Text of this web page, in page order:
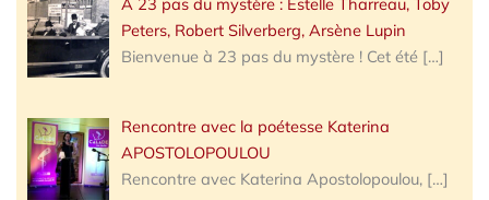
Peters, Robert Silverberg, Arsène Lupin
Bienvenue à 23 pas du mystère ! Cet été […]
Rencontre avec la poétesse Katerina
APOSTOLOPOULOU
Rencontre avec Katerina Apostolopoulou, […]